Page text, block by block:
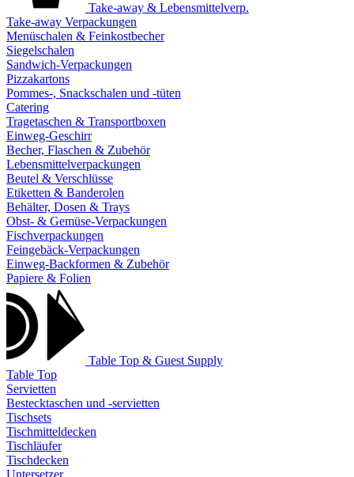
Take-away & Lebensmittelverp.
Take-away Verpackungen
Menüschalen & Feinkostbecher
Siegelschalen
Sandwich-Verpackungen
Pizzakartons
Pommes-, Snackschalen und -tüten
Catering
Tragetaschen & Transportboxen
Einweg-Geschirr
Becher, Flaschen & Zubehör
Lebensmittelverpackungen
Beutel & Verschlüsse
Etiketten & Banderolen
Behälter, Dosen & Trays
Obst- & Gemüse-Verpackungen
Fischverpackungen
Feingebäck-Verpackungen
Einweg-Backformen & Zubehör
Papiere & Folien
Table Top & Guest Supply
Table Top
Servietten
Bestecktaschen und -servietten
Tischsets
Tischmitteldecken
Tischläufer
Tischdecken